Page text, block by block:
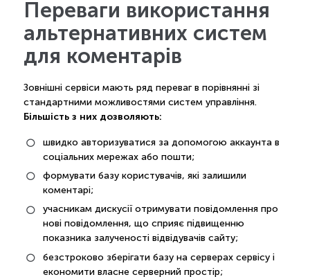
Переваги використання
альтернативних систем
для коментарів
Зовнішні сервіси мають ряд переваг в порівнянні зі
стандартними можливостями систем управління.
Більшість з них дозволяють:
швидко авторизуватися за допомогою аккаунта в
соціальних мережах або пошти;
формувати базу користувачів, які залишили
коментарі;
учасникам дискусії отримувати повідомлення про
нові повідомлення, що сприяє підвищенню
показника залученості відвідувачів сайту;
безстроково зберігати базу на серверах сервісу і
економити власне серверний простір;